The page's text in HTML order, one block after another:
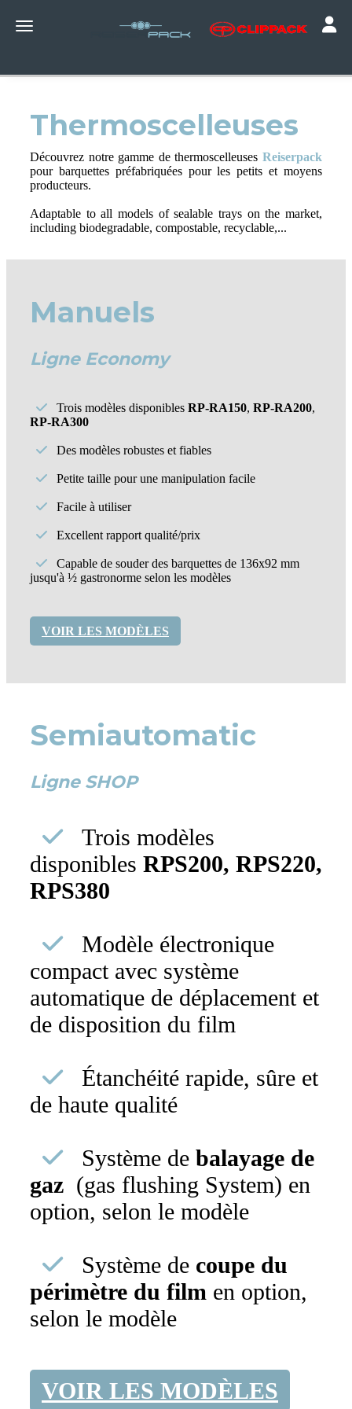
Toggle navigation
Thermoscelleuses
Découvrez notre gamme de thermoscelleuses Reiserpack
pour barquettes préfabriquées pour les petits et moyens
producteurs.
Adaptable to all models of sealable trays on the market,
including biodegradable, compostable, recyclable,...
Manuels
Ligne Economy
Trois modèles disponibles RP-RA150, RP-RA200,
RP-RA300
Des modèles robustes et fiables
Petite taille pour une manipulation facile
Facile à utiliser
Excellent rapport qualité/prix
Capable de souder des barquettes de 136x92 mm
jusqu'à ½ gastronorme selon les modèles
VOIR LES MODÈLES
Semiautomatic
Ligne SHOP
Trois modèles
disponibles RPS200, RPS220,
RPS380
Modèle électronique
compact avec système
automatique de déplacement et
de disposition du film
Étanchéité rapide, sûre et
de haute qualité
Système de balayage de
gaz (gas flushing System) en
option, selon le modèle
Système de coupe du
périmètre du film en option,
selon le modèle
VOIR LES MODÈLES